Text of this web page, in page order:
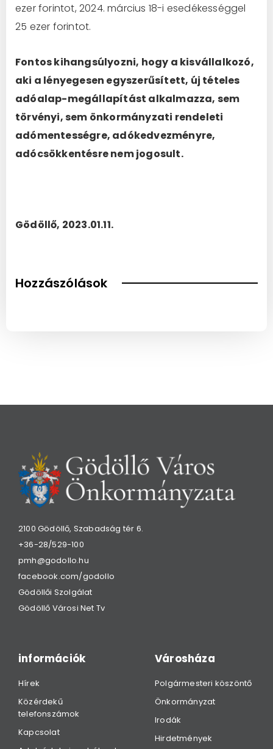
ezer forintot, 2024. március 18-i esedékességgel
25 ezer forintot.
Fontos kihangsúlyozni, hogy a kisvállalkozó,
aki a lényegesen egyszerűsített, új tételes
adóalap-megállapítást alkalmazza, sem
törvényi, sem önkormányzati rendeleti
adómentességre, adókedvezményre,
adócsökkentésre nem jogosult.
Gödöllő, 2023.01.11.
Hozzászólások
2100 Gödöllő, Szabadság tér 6.
+36-28/529-100
pmh@godollo.hu
facebook.com/godollo
Gödöllői Szolgálat
Gödöllő Városi Net Tv
információk
Hírek
Közérdekű
telefonszámok
Kapcsolat
Városháza
Polgármesteri köszöntő
Önkormányzat
Irodák
Hirdetmények